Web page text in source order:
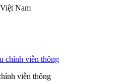
Nam
viễn thông